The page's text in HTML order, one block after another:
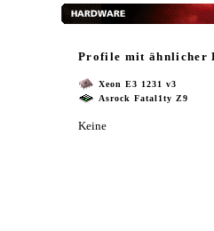
Profile mit ähnlicher
Xeon E3 1231 v3
Asrock Fatal1ty Z9
Keine